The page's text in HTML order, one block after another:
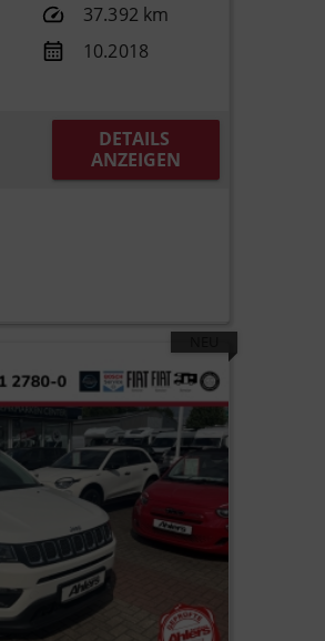
37.392 km
10.2018
DETAILS
ANZEIGEN